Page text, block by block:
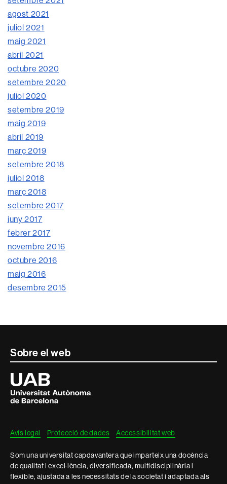
agost 2021
juliol 2021
maig 2021
abril 2021
octubre 2020
setembre 2020
juliol 2020
setembre 2019
maig 2019
abril 2019
març 2019
setembre 2018
juliol 2018
març 2018
setembre 2017
juny 2017
febrer 2017
novembre 2016
octubre 2016
maig 2016
desembre 2015
Contacte
informació
legal
Sobre el web
Universitat
Autònoma
de
Barcelona
Avís legal Protecció de dades Accessibilitat web
Som una universitat capdavantera que imparteix una docència
de qualitat i excel·lència, diversificada, multidisciplinària i
flexible, ajustada a les necessitats de la societat i adaptada als